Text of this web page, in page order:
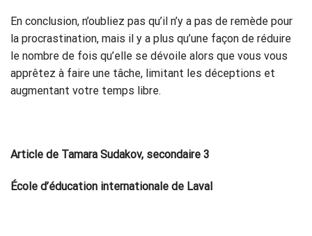
En conclusion, n’oubliez pas qu’il n’y a pas de remède pour
la procrastination, mais il y a plus qu’une façon de réduire
le nombre de fois qu’elle se dévoile alors que vous vous
apprêtez à faire une tâche, limitant les déceptions et
augmentant votre temps libre.
Article de Tamara Sudakov, secondaire 3
École d’éducation internationale de Laval